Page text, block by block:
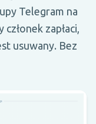
Telegram na
zapłaci,
usuwany. Bez